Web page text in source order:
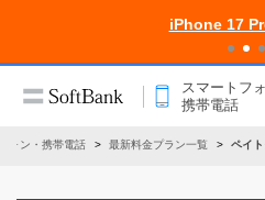
iPhone 17
スマートフ
携帯電話
ォン・携帯電話 最新料金プラン一覧 ペイ